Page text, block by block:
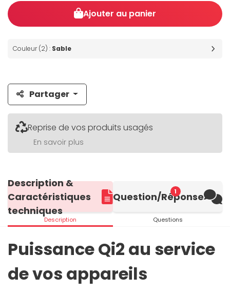
Ajouter au panier
Couleur (2) : Sable
Partager
Reprise de vos produits usagés
En savoir plus
Description &
Caractéristiques
techniques
Description
1
Question/Réponse
Questions
Puissance Qi2 au service
de vos appareils